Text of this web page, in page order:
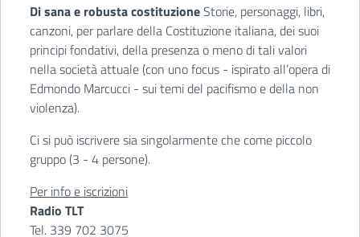
Di sana e robusta costituzioneStorie, personaggi, libri,
canzoni, per parlare della Costituzione italiana, dei suoi
principi fondativi, della presenza o meno di tali valori
nella società attuale (con uno focus - ispirato all’opera di
Edmondo Marcucci - sui temi del pacifismo e della non
violenza).
Ci si può iscrivere sia singolarmente che come piccolo
gruppo (3 - 4 persone).
Per info e iscrizioni
Radio TLT
Tel. 339 702 3075